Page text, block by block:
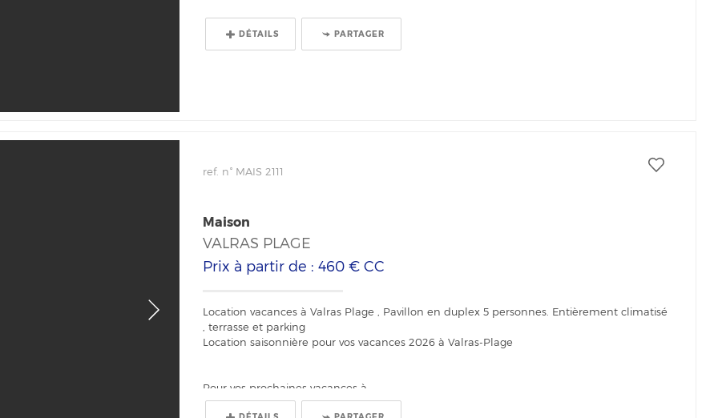
DÉTAILS PARTAGER
ref. n° MAIS 2111
Maison
VALRAS PLAGE
Prix à partir de : 460 €CC
Location vacances à Valras Plage , Pavillon en duplex 5 personnes. Entièrement climatisé
, terrasse et parking
Location saisonnière pour vos vacances 2026 à Valras-Plage
Pour vos prochaines vacances à...